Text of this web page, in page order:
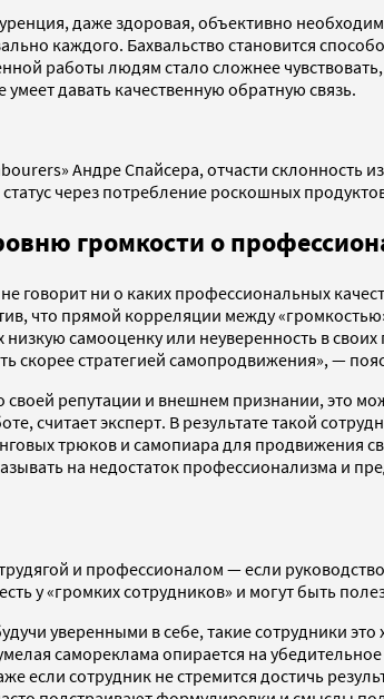
даже здоровая, объективно
каждого. Бахвальство становится
работы людям стало сложнее
давать качественную обратную связь.
Андре Спайсера, отчасти склонность
через потребление роскошных
громкости о
говорит ни о каких профессиональных
что прямой корреляции между
низкую самооценку или неуверенность в
скорее стратегией самопродвижения», —
репутации и внешнем признании, это
считает эксперт. В результате такой
трюков и самопиара для продвижения
на недостаток профессионализма и
и профессионалом — если
у «громких сотрудников» и могут быть
уверенными в себе, такие сотрудники
самореклама опирается на
если сотрудник не стремится достичь